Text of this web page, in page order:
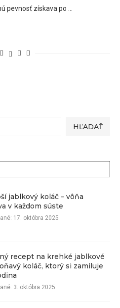
pevnosť získava po …
HĽADAŤ
jablkový koláč – vôňa
v každom súste
17. októbra 2025
recept na krehké jablkové
koláč, ktorý si zamiluje
3. októbra 2025